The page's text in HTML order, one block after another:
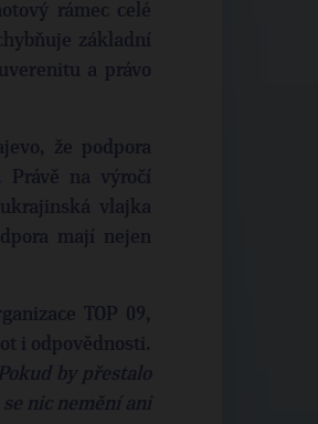
rámec celé
základní
a právo
že podpora
Právě na výročí
vlajka
mají nejen
TOP 09,
i odpovědnosti.
by přestalo
nic nemění ani